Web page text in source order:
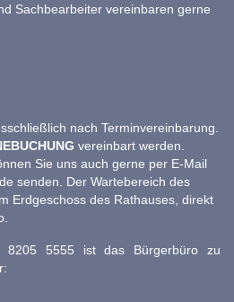
Sachbearbeiter vereinbaren gerne
nach Terminvereinbarung.
vereinbart werden.
Sie uns auch gerne per E-Mail
senden. Der Wartebereich des
Erdgeschoss des Rathauses, direkt
8205 5555 ist das Bürgerbüro zu